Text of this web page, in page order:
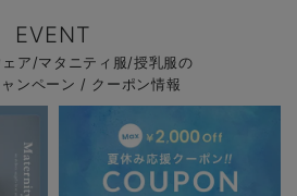
EVENT
ェア/マタニティ服/授乳服の
ンペーン / クーポン情報